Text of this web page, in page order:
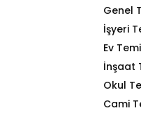
Genel
İşyeri
Ev
İnşaat
Okul
Cami